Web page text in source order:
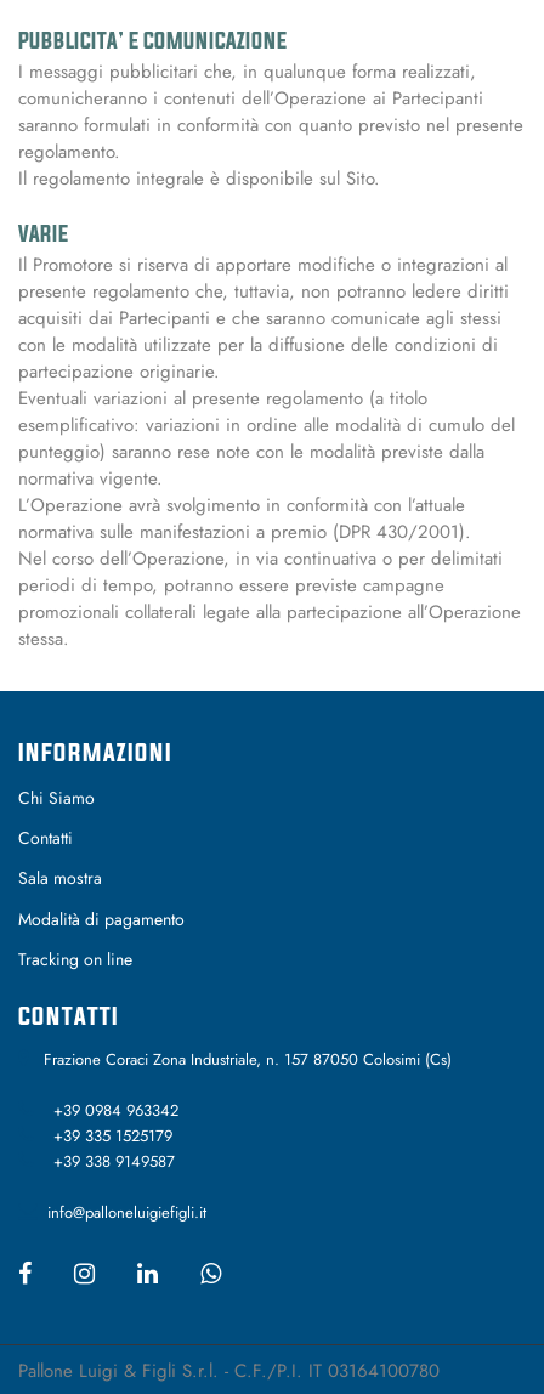
PUBBLICITA’ E COMUNICAZIONE
I messaggi pubblicitari che, in qualunque forma realizzati,
comunicheranno i contenuti dell’Operazione ai Partecipanti
saranno formulati in conformità con quanto previsto nel presente
regolamento.
Il regolamento integrale è disponibile sul Sito.
VARIE
Il Promotore si riserva di apportare modifiche o integrazioni al
presente regolamento che, tuttavia, non potranno ledere diritti
acquisiti dai Partecipanti e che saranno comunicate agli stessi
con le modalità utilizzate per la diffusione delle condizioni di
partecipazione originarie.
Eventuali variazioni al presente regolamento (a titolo
esemplificativo: variazioni in ordine alle modalità di cumulo del
punteggio) saranno rese note con le modalità previste dalla
normativa vigente.
L’Operazione avrà svolgimento in conformità con l’attuale
normativa sulle manifestazioni a premio (DPR 430/2001).
Nel corso dell’Operazione, in via continuativa o per delimitati
periodi di tempo, potranno essere previste campagne
promozionali collaterali legate alla partecipazione all’Operazione
stessa.
INFORMAZIONI
Chi Siamo
Contatti
Sala mostra
Modalità di pagamento
Tracking on line
CONTATTI
Frazione Coraci Zona Industriale, n. 157 87050 Colosimi (Cs)
+39 0984 963342
+39 335 1525179
+39 338 9149587
info@palloneluigiefigli.it
Pallone Luigi & Figli S.r.l. - C.F./P.I. IT 03164100780